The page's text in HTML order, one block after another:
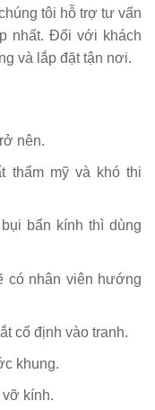
tôi hỗ trợ tư vấn
nhất. Đối với khách
và lắp đặt tận nơi.
nên.
thẩm mỹ và khó thi
bẩn kính thì dùng
có nhân viên hướng
cố định vào tranh.
khung.
kính.